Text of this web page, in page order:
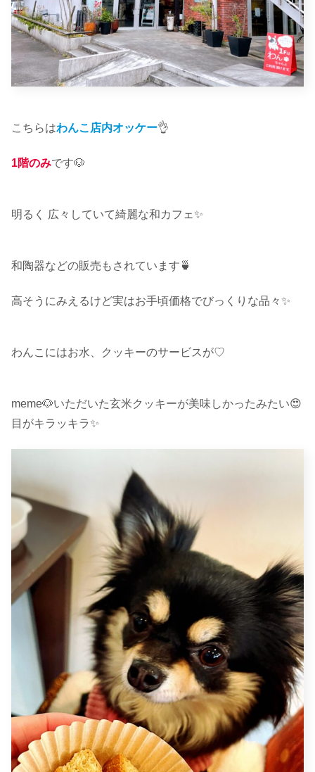
こちらはわんこ店内オッケー👌
1階のみです🐶
明るく 広々していて綺麗な和カフェ✨
和陶器などの販売もされています🍵
高そうにみえるけど実はお手頃価格でびっくりな品々✨
わんこにはお水、クッキーのサービスが♡
meme🐶いただいた玄米クッキーが美味しかったみたい😍
目がキラッキラ✨